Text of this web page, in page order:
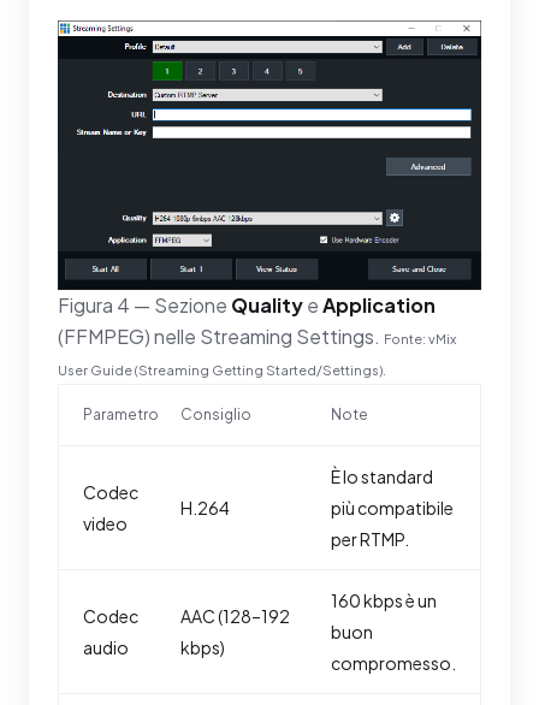
Figura 4 — Sezione QualityeApplication
(FFMPEG) nelle Streaming Settings. Fonte: vMix
User Guide (Streaming Getting Started/Settings).
Parametro Consiglio Note
Codec
video
H.264
È lo standard
più compatibile
per RTMP.
Codec
audio
AAC (128–192
kbps)
160 kbps è un
buon
compromesso.